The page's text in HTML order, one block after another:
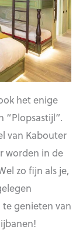
het enige
“Plopsastijl”.
van Kabouter
worden in de
zo fijn als je,
genieten van